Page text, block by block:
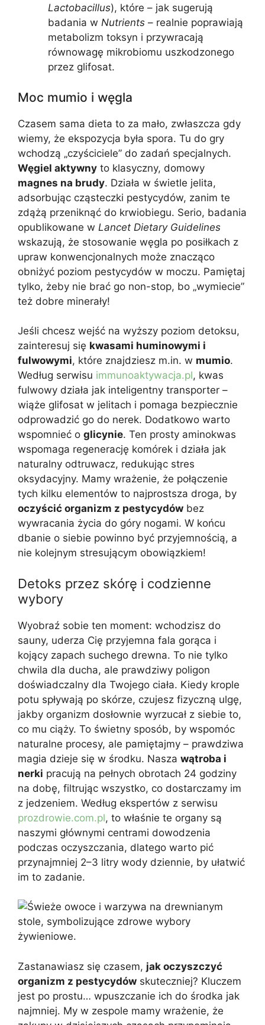
Lactobacillus), które – jak sugerują
badania w Nutrients – realnie poprawiają
metabolizm toksyn i przywracają
równowagę mikrobiomu uszkodzonego
przez glifosat.
Moc mumio i węgla
Czasem sama dieta to za mało, zwłaszcza gdy
wiemy, że ekspozycja była spora. Tu do gry
wchodzą „czyściciele” do zadań specjalnych.
Węgiel aktywny to klasyczny, domowy
magnes na brudy. Działa w świetle jelita,
adsorbując cząsteczki pestycydów, zanim te
zdążą przeniknąć do krwiobiegu. Serio, badania
opublikowane w Lancet Dietary Guidelines
wskazują, że stosowanie węgla po posiłkach z
upraw konwencjonalnych może znacząco
obniżyć poziom pestycydów w moczu. Pamiętaj
tylko, żeby nie brać go non-stop, bo „wymiecie”
też dobre minerały!
Jeśli chcesz wejść na wyższy poziom detoksu,
zainteresuj się kwasami huminowymi i
fulwowymi, które znajdziesz m.in. w mumio.
Według serwisu immunoaktywacja.pl, kwas
fulwowy działa jak inteligentny transporter –
wiąże glifosat w jelitach i pomaga bezpiecznie
odprowadzić go do nerek. Dodatkowo warto
wspomnieć o glicynie. Ten prosty aminokwas
wspomaga regenerację komórek i działa jak
naturalny odtruwacz, redukując stres
oksydacyjny. Mamy wrażenie, że połączenie
tych kilku elementów to najprostsza droga, by
oczyścić organizm z pestycydów bez
wywracania życia do góry nogami. W końcu
dbanie o siebie powinno być przyjemnością, a
nie kolejnym stresującym obowiązkiem!
Detoks przez skórę i codzienne
wybory
Wyobraź sobie ten moment: wchodzisz do
sauny, uderza Cię przyjemna fala gorąca i
kojący zapach suchego drewna. To nie tylko
chwila dla ducha, ale prawdziwy poligon
doświadczalny dla Twojego ciała. Kiedy krople
potu spływają po skórze, czujesz fizyczną ulgę,
jakby organizm dosłownie wyrzucał z siebie to,
co mu ciąży. To świetny sposób, by wspomóc
naturalne procesy, ale pamiętajmy – prawdziwa
magia dzieje się w środku. Nasza wątroba i
nerki pracują na pełnych obrotach 24 godziny
na dobę, filtrując wszystko, co dostarczamy im
z jedzeniem. Według ekspertów z serwisu
prozdrowie.com.pl, to właśnie te organy są
naszymi głównymi centrami dowodzenia
podczas oczyszczania, dlatego warto pić
przynajmniej 2–3 litry wody dziennie, by ułatwić
im to zadanie.
Zastanawiasz się czasem, jak oczyszczyć
organizm z pestycydów skuteczniej? Kluczem
jest po prostu… wpuszczanie ich do środka jak
najmniej. My w zespole mamy wrażenie, że